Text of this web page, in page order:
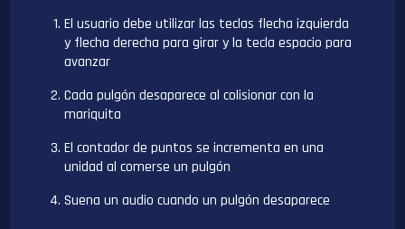
El usuario debe utilizar las teclas flecha izquierda
y flecha derecha para girar y la tecla espacio para
avanzar
Cada pulgón desaparece al colisionar con la
mariquita
El contador de puntos se incrementa en una
unidad al comerse un pulgón
Suena un audio cuando un pulgón desaparece